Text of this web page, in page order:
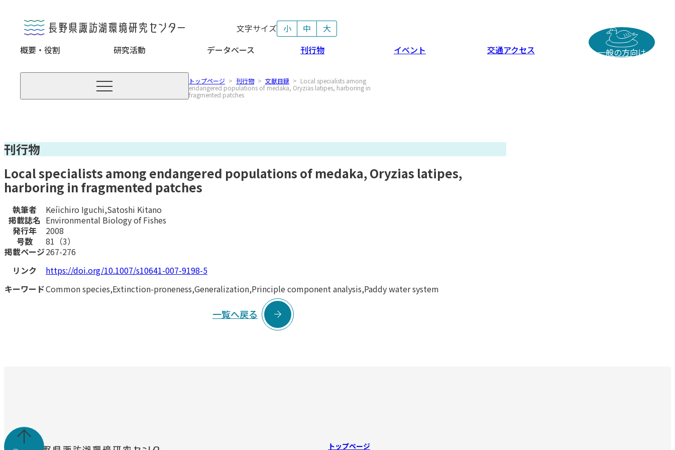
文字サイズ 小 中
大
概要・役割
研究活動 データベース 刊行物 イベント 交通アクセス 一般の方向け
 トップページ > 刊行物 > 文献目録 > Local specialists among
endangered populations of medaka, Oryzias latipes, harboring in
fragmented patches
刊行物
Local specialists among endangered populations of medaka, Oryzias latipes,
harboring in fragmented patches
執筆者
Keíichiro Iguchi,Satoshi Kitano
掲載誌名 Environmental Biology of Fishes
発行年
2008
号数
81（3）
掲載ページ267-276
リンク
https://doi.org/10.1007/s10641-007-9198-5
キーワードCommon species,Extinction-proneness,Generalization,Principle component analysis,Paddy water system
一覧へ戻る 
 トップページ